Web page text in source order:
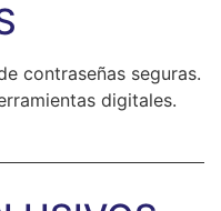
contraseñas seguras.
digitales.